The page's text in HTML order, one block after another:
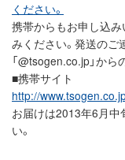
ください。
携帯からもお申し込
みください。発送のご
「@tsogen.co.jp」か
■携帯サイト
http://
お届けは2013年6月中
い。